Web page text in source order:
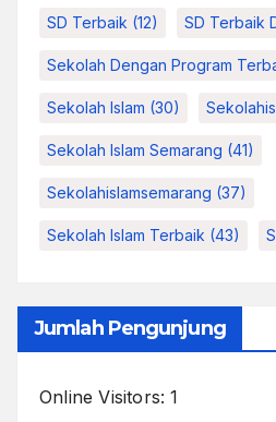
SD Terbaik (12) SD Terbaik
Sekolah Dengan Program
Sekolah Islam (30)
Sekolah Islam Semarang (41)
Sekolahislamsemarang (37)
Sekolah Islam Terbaik (43)
Jumlah Pengunjung
Online Visitors:1